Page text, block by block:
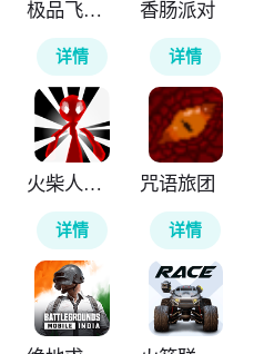
极品飞车无极限
详情
香肠派对
详情
火柴人计划重生
详情
咒语旅团
详情